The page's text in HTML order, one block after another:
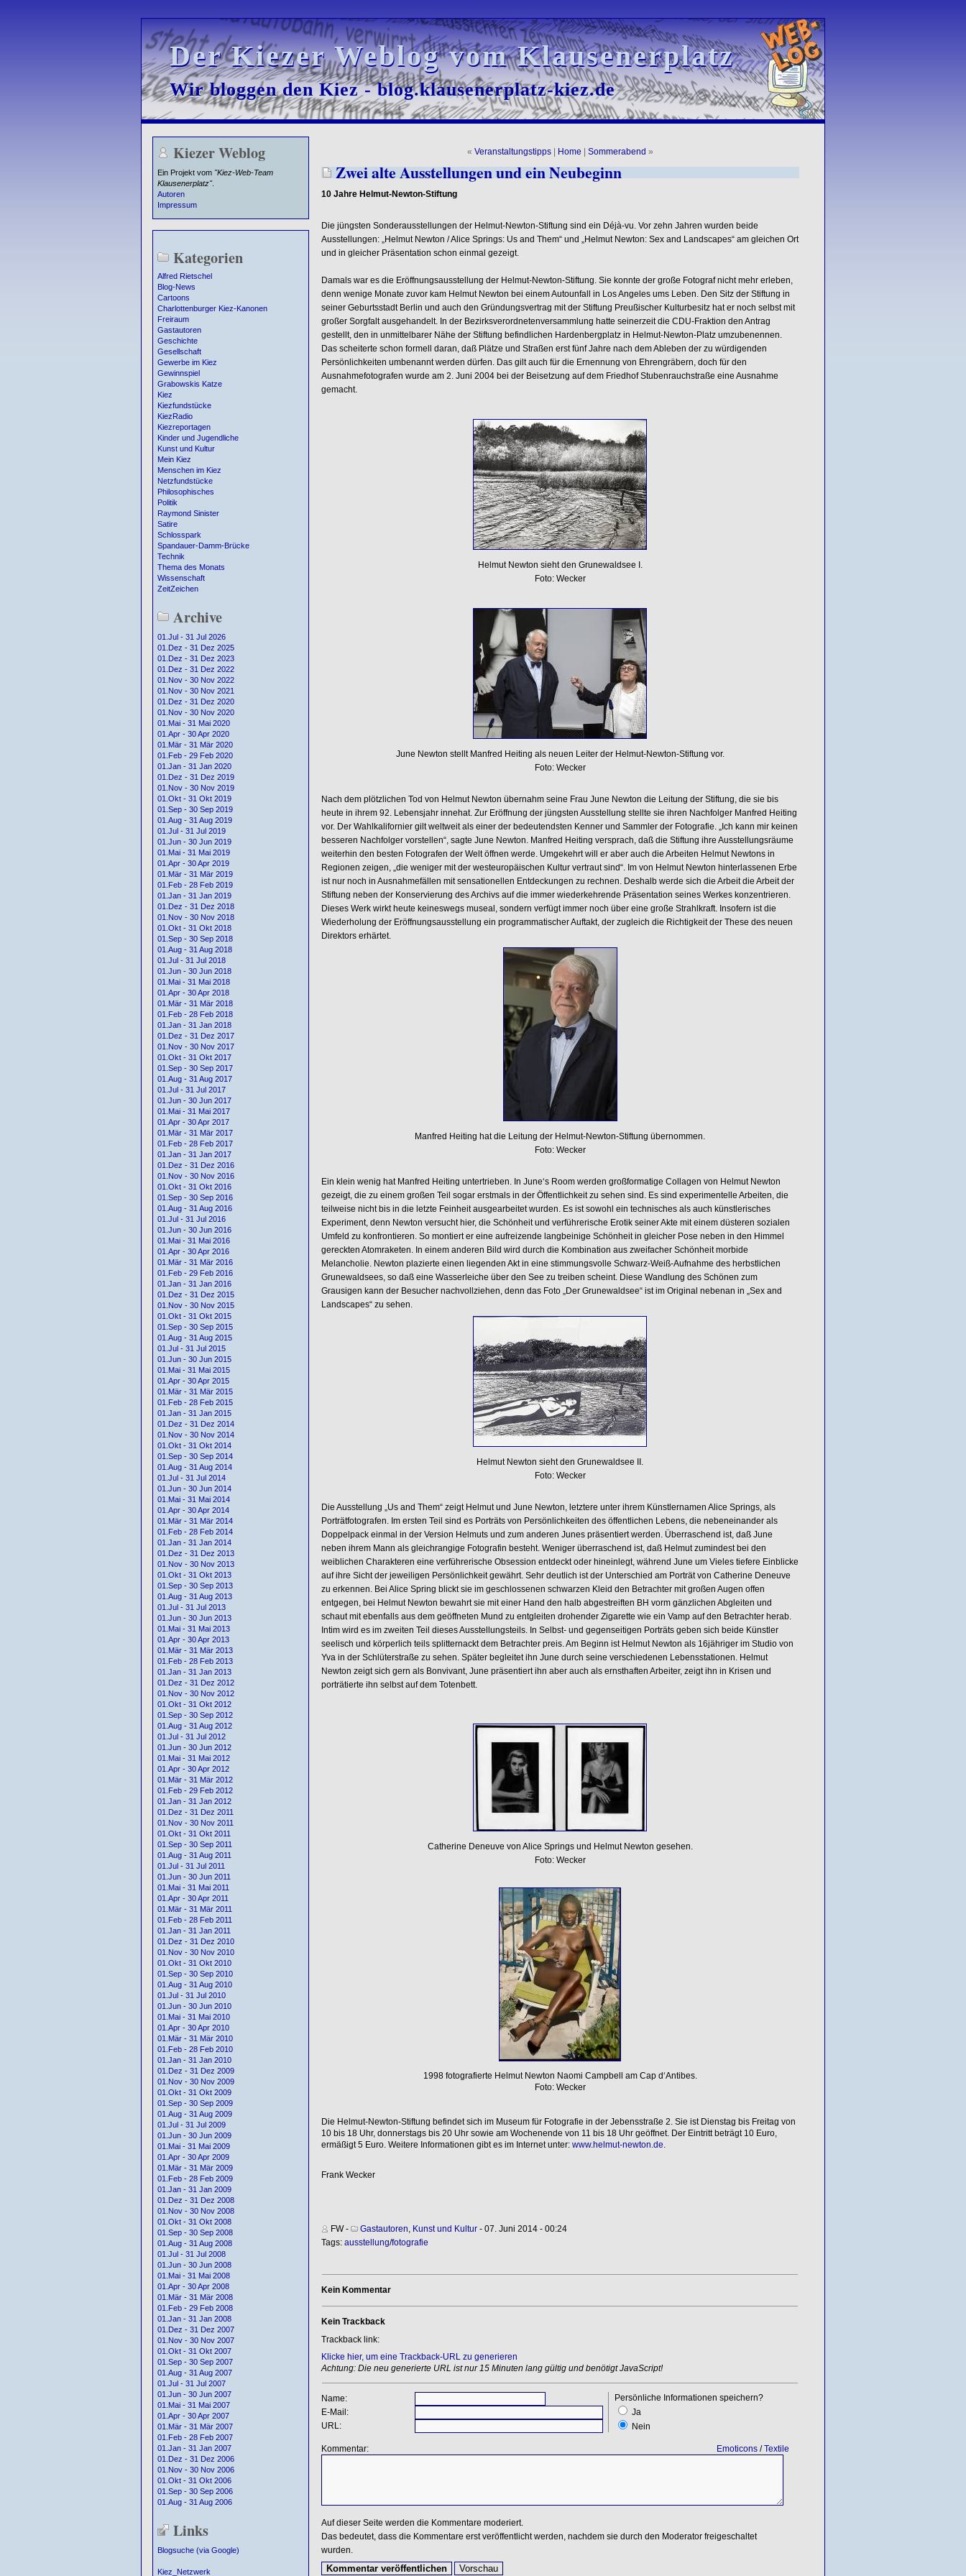
Der Kiezer Weblog vom Klausenerplatz
Der Kiezer Weblog vom Klausenerplatz
Wir bloggen den Kiez - blog.klausenerplatz-kiez.de
Wir bloggen den Kiez - blog.klausenerplatz-kiez.de
Kiezer Weblog
Ein Projekt vom "Kiez-Web-Team
Klausenerplatz".
Autoren
Impressum
Kategorien
Alfred Rietschel
Blog-News
Cartoons
Charlottenburger Kiez-Kanonen
Freiraum
Gastautoren
Geschichte
Gesellschaft
Gewerbe im Kiez
Gewinnspiel
Grabowskis Katze
Kiez
Kiezfundstücke
KiezRadio
Kiezreportagen
Kinder und Jugendliche
Kunst und Kultur
Mein Kiez
Menschen im Kiez
Netzfundstücke
Philosophisches
Politik
Raymond Sinister
Satire
Schlosspark
Spandauer-Damm-Brücke
Technik
Thema des Monats
Wissenschaft
ZeitZeichen
Archive
01.Jul - 31 Jul 2026
01.Dez - 31 Dez 2025
01.Dez - 31 Dez 2023
01.Dez - 31 Dez 2022
01.Nov - 30 Nov 2022
01.Nov - 30 Nov 2021
01.Dez - 31 Dez 2020
01.Nov - 30 Nov 2020
01.Mai - 31 Mai 2020
01.Apr - 30 Apr 2020
01.Mär - 31 Mär 2020
01.Feb - 29 Feb 2020
01.Jan - 31 Jan 2020
01.Dez - 31 Dez 2019
01.Nov - 30 Nov 2019
01.Okt - 31 Okt 2019
01.Sep - 30 Sep 2019
01.Aug - 31 Aug 2019
01.Jul - 31 Jul 2019
01.Jun - 30 Jun 2019
01.Mai - 31 Mai 2019
01.Apr - 30 Apr 2019
01.Mär - 31 Mär 2019
01.Feb - 28 Feb 2019
01.Jan - 31 Jan 2019
01.Dez - 31 Dez 2018
01.Nov - 30 Nov 2018
01.Okt - 31 Okt 2018
01.Sep - 30 Sep 2018
01.Aug - 31 Aug 2018
01.Jul - 31 Jul 2018
01.Jun - 30 Jun 2018
01.Mai - 31 Mai 2018
01.Apr - 30 Apr 2018
01.Mär - 31 Mär 2018
01.Feb - 28 Feb 2018
01.Jan - 31 Jan 2018
01.Dez - 31 Dez 2017
01.Nov - 30 Nov 2017
01.Okt - 31 Okt 2017
01.Sep - 30 Sep 2017
01.Aug - 31 Aug 2017
01.Jul - 31 Jul 2017
01.Jun - 30 Jun 2017
01.Mai - 31 Mai 2017
01.Apr - 30 Apr 2017
01.Mär - 31 Mär 2017
01.Feb - 28 Feb 2017
01.Jan - 31 Jan 2017
01.Dez - 31 Dez 2016
01.Nov - 30 Nov 2016
01.Okt - 31 Okt 2016
01.Sep - 30 Sep 2016
01.Aug - 31 Aug 2016
01.Jul - 31 Jul 2016
01.Jun - 30 Jun 2016
01.Mai - 31 Mai 2016
01.Apr - 30 Apr 2016
01.Mär - 31 Mär 2016
01.Feb - 29 Feb 2016
01.Jan - 31 Jan 2016
01.Dez - 31 Dez 2015
01.Nov - 30 Nov 2015
01.Okt - 31 Okt 2015
01.Sep - 30 Sep 2015
01.Aug - 31 Aug 2015
01.Jul - 31 Jul 2015
01.Jun - 30 Jun 2015
01.Mai - 31 Mai 2015
01.Apr - 30 Apr 2015
01.Mär - 31 Mär 2015
01.Feb - 28 Feb 2015
01.Jan - 31 Jan 2015
01.Dez - 31 Dez 2014
01.Nov - 30 Nov 2014
01.Okt - 31 Okt 2014
01.Sep - 30 Sep 2014
01.Aug - 31 Aug 2014
01.Jul - 31 Jul 2014
01.Jun - 30 Jun 2014
01.Mai - 31 Mai 2014
01.Apr - 30 Apr 2014
01.Mär - 31 Mär 2014
01.Feb - 28 Feb 2014
01.Jan - 31 Jan 2014
01.Dez - 31 Dez 2013
01.Nov - 30 Nov 2013
01.Okt - 31 Okt 2013
01.Sep - 30 Sep 2013
01.Aug - 31 Aug 2013
01.Jul - 31 Jul 2013
01.Jun - 30 Jun 2013
01.Mai - 31 Mai 2013
01.Apr - 30 Apr 2013
01.Mär - 31 Mär 2013
01.Feb - 28 Feb 2013
01.Jan - 31 Jan 2013
01.Dez - 31 Dez 2012
01.Nov - 30 Nov 2012
01.Okt - 31 Okt 2012
01.Sep - 30 Sep 2012
01.Aug - 31 Aug 2012
01.Jul - 31 Jul 2012
01.Jun - 30 Jun 2012
01.Mai - 31 Mai 2012
01.Apr - 30 Apr 2012
01.Mär - 31 Mär 2012
01.Feb - 29 Feb 2012
01.Jan - 31 Jan 2012
01.Dez - 31 Dez 2011
01.Nov - 30 Nov 2011
01.Okt - 31 Okt 2011
01.Sep - 30 Sep 2011
01.Aug - 31 Aug 2011
01.Jul - 31 Jul 2011
01.Jun - 30 Jun 2011
01.Mai - 31 Mai 2011
01.Apr - 30 Apr 2011
01.Mär - 31 Mär 2011
01.Feb - 28 Feb 2011
01.Jan - 31 Jan 2011
01.Dez - 31 Dez 2010
01.Nov - 30 Nov 2010
01.Okt - 31 Okt 2010
01.Sep - 30 Sep 2010
01.Aug - 31 Aug 2010
01.Jul - 31 Jul 2010
01.Jun - 30 Jun 2010
01.Mai - 31 Mai 2010
01.Apr - 30 Apr 2010
01.Mär - 31 Mär 2010
01.Feb - 28 Feb 2010
01.Jan - 31 Jan 2010
01.Dez - 31 Dez 2009
01.Nov - 30 Nov 2009
01.Okt - 31 Okt 2009
01.Sep - 30 Sep 2009
01.Aug - 31 Aug 2009
01.Jul - 31 Jul 2009
01.Jun - 30 Jun 2009
01.Mai - 31 Mai 2009
01.Apr - 30 Apr 2009
01.Mär - 31 Mär 2009
01.Feb - 28 Feb 2009
01.Jan - 31 Jan 2009
01.Dez - 31 Dez 2008
01.Nov - 30 Nov 2008
01.Okt - 31 Okt 2008
01.Sep - 30 Sep 2008
01.Aug - 31 Aug 2008
01.Jul - 31 Jul 2008
01.Jun - 30 Jun 2008
01.Mai - 31 Mai 2008
01.Apr - 30 Apr 2008
01.Mär - 31 Mär 2008
01.Feb - 29 Feb 2008
01.Jan - 31 Jan 2008
01.Dez - 31 Dez 2007
01.Nov - 30 Nov 2007
01.Okt - 31 Okt 2007
01.Sep - 30 Sep 2007
01.Aug - 31 Aug 2007
01.Jul - 31 Jul 2007
01.Jun - 30 Jun 2007
01.Mai - 31 Mai 2007
01.Apr - 30 Apr 2007
01.Mär - 31 Mär 2007
01.Feb - 28 Feb 2007
01.Jan - 31 Jan 2007
01.Dez - 31 Dez 2006
01.Nov - 30 Nov 2006
01.Okt - 31 Okt 2006
01.Sep - 30 Sep 2006
01.Aug - 31 Aug 2006
Links
Blogsuche (via Google)
Kiez_Netzwerk
« Veranstaltungstipps| Home Sommerabend »
Zwei alte Ausstellungen und ein Neubeginn
10 Jahre Helmut-Newton-Stiftung
Die jüngsten Sonderausstellungen der Helmut-Newton-Stiftung sind ein Déjà-vu. Vor zehn Jahren wurden beide
Ausstellungen: „Helmut Newton / Alice Springs: Us and Them“ und „Helmut Newton: Sex and Landscapes“ am gleichen Ort
und in gleicher Präsentation schon einmal gezeigt.
Damals war es die Eröffnungsausstellung der Helmut-Newton-Stiftung. Sie konnte der große Fotograf nicht mehr erleben,
denn wenige Monate zuvor kam Helmut Newton bei einem Autounfall in Los Angeles ums Leben. Den Sitz der Stiftung in
seiner Geburtsstadt Berlin und auch den Gründungsvertrag mit der Stiftung Preußischer Kulturbesitz hat er noch selbst mit
großer Sorgfalt ausgehandelt. In der Bezirksverordnetenversammlung hatte seinerzeit die CDU-Fraktion den Antrag
gestellt, den in unmittelbarer Nähe der Stiftung befindlichen Hardenbergplatz in Helmut-Newton-Platz umzubenennen.
Das scheiterte schon formell daran, daß Plätze und Straßen erst fünf Jahre nach dem Ableben der zu würdigenden
Persönlichkeiten umbenannt werden dürfen. Das gilt auch für die Ernennung von Ehrengräbern, doch für den
Ausnahmefotografen wurde am 2. Juni 2004 bei der Beisetzung auf dem Friedhof Stubenrauchstraße eine Ausnahme
gemacht.
Helmut Newton sieht den Grunewaldsee I.
Foto: Wecker
June Newton stellt Manfred Heiting als neuen Leiter der Helmut-Newton-Stiftung vor.
Foto: Wecker
Nach dem plötzlichen Tod von Helmut Newton übernahm seine Frau June Newton die Leitung der Stiftung, die sie bis
heute in ihrem 92. Lebensjahr innehat. Zur Eröffnung der jüngsten Ausstellung stellte sie ihren Nachfolger Manfred Heiting
vor. Der Wahlkalifornier gilt weltweit als einer der bedeutendsten Kenner und Sammler der Fotografie. „Ich kann mir keinen
besseren Nachfolger vorstellen“, sagte June Newton. Manfred Heiting versprach, daß die Stiftung ihre Ausstellungsräume
weiterhin den besten Fotografen der Welt öffnen werde. Umgekehrt will er aber auch die Arbeiten Helmut Newtons in
Regionen zeigen, „die weniger mit der westeuropäischen Kultur vertraut sind“. Im von Helmut Newton hinterlassenen Erbe
ist nur noch in Ausnahmefällen mit sensationellen Entdeckungen zu rechnen. Deshalb werde sich die Arbeit die Arbeit der
Stiftung neben der Konservierung des Archivs auf die immer wiederkehrende Präsentation seines Werkes konzentrieren.
Dieses Werk wirkt heute keineswegs museal, sondern verfügt immer noch über eine große Strahlkraft. Insofern ist die
Wiederholung der Eröffnungsausstellung ein programmatischer Auftakt, der zugleich die Richtigkeit der These des neuen
Direktors erhärtet.
Manfred Heiting hat die Leitung der Helmut-Newton-Stiftung übernommen.
Foto: Wecker
Ein klein wenig hat Manfred Heiting untertrieben. In June‘s Room werden großformatige Collagen von Helmut Newton
gezeigt, die zu einem großen Teil sogar erstmals in der Öffentlichkeit zu sehen sind. Es sind experimentelle Arbeiten, die
teilweise nicht bis in die letzte Feinheit ausgearbeitet wurden. Es ist sowohl ein technisches als auch künstlerisches
Experiment, denn Newton versucht hier, die Schönheit und verführerische Erotik seiner Akte mit einem düsteren sozialen
Umfeld zu konfrontieren. So montiert er eine aufreizende langbeinige Schönheit in gleicher Pose neben in den Himmel
gereckten Atomraketen. In einem anderen Bild wird durch die Kombination aus zweifacher Schönheit morbide
Melancholie. Newton plazierte einen liegenden Akt in eine stimmungsvolle Schwarz-Weiß-Aufnahme des herbstlichen
Grunewaldsees, so daß eine Wasserleiche über den See zu treiben scheint. Diese Wandlung des Schönen zum
Grausigen kann der Besucher nachvollziehen, denn das Foto „Der Grunewaldsee“ ist im Original nebenan in „Sex and
Landscapes“ zu sehen.
Helmut Newton sieht den Grunewaldsee II.
Foto: Wecker
Die Ausstellung „Us and Them“ zeigt Helmut und June Newton, letztere unter ihrem Künstlernamen Alice Springs, als
Porträtfotografen. Im ersten Teil sind es Porträts von Persönlichkeiten des öffentlichen Lebens, die nebeneinander als
Doppelpack einmal in der Version Helmuts und zum anderen Junes präsentiert werden. Überraschend ist, daß June
neben ihrem Mann als gleichrangige Fotografin besteht. Weniger überraschend ist, daß Helmut zumindest bei den
weiblichen Charakteren eine verführerische Obsession entdeckt oder hineinlegt, während June um Vieles tiefere Einblicke
auf ihre Sicht der jeweiligen Persönlichkeit gewährt. Sehr deutlich ist der Unterschied am Porträt von Catherine Deneuve
zu erkennen. Bei Alice Spring blickt sie im geschlossenen schwarzen Kleid den Betrachter mit großen Augen offen
entgegen, bei Helmut Newton bewahrt sie mit einer Hand den halb abgestreiften BH vorm gänzlichen Abgleiten und
schaut mit ebenfalls aus dem geöffneten Mund zu entgleiten drohender Zigarette wie ein Vamp auf den Betrachter herab.
Intim wird es im zweiten Teil dieses Ausstellungsteils. In Selbst- und gegenseitigen Porträts geben sich beide Künstler
seelisch und körperlich teils splitternackt dem Betrachter preis. Am Beginn ist Helmut Newton als 16jähriger im Studio von
Yva in der Schlüterstraße zu sehen. Später begleitet ihn June durch seine verschiedenen Lebensstationen. Helmut
Newton zeigt sich gern als Bonvivant, June präsentiert ihn aber auch als ernsthaften Arbeiter, zeigt ihn in Krisen und
porträtierte ihn selbst auf dem Totenbett.
Catherine Deneuve von Alice Springs und Helmut Newton gesehen.
Foto: Wecker
1998 fotografierte Helmut Newton Naomi Campbell am Cap d‘Antibes.
Foto: Wecker
Die Helmut-Newton-Stiftung befindet sich im Museum für Fotografie in der Jebensstraße 2. Sie ist Dienstag bis Freitag von
10 bis 18 Uhr, donnerstags bis 20 Uhr sowie am Wochenende von 11 bis 18 Uhr geöffnet. Der Eintritt beträgt 10 Euro,
ermäßigt 5 Euro. Weitere Informationen gibt es im Internet unter: www.helmut-newton.de
Frank Wecker
FW- Gastautoren Kunst und Kultur- 07. Juni 2014 - 00:24
Tags: ausstellung/fotografie
Kein Kommentar
Kein Trackback
Trackback link:
Klicke hier, um eine Trackback-URL zu generieren
Achtung: Die neu generierte URL ist nur 15 Minuten lang gültig und benötigt JavaScript!
Name:
Persönliche Informationen speichern?
Ja
Nein
E-Mail:
URL:
Kommentar: Emoticons/Textile
Auf dieser Seite werden die Kommentare moderiert.
Das bedeutet, dass die Kommentare erst veröffentlicht werden, nachdem sie durch den Moderator freigeschaltet
wurden.